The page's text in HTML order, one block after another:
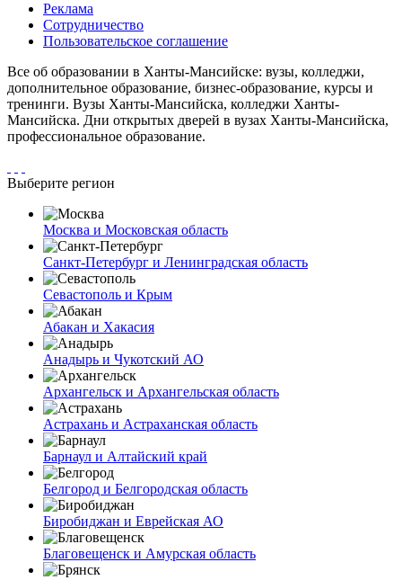
Реклама
Сотрудничество
Пользовательское соглашение
Все об образовании в Ханты-Мансийске: вузы, колледжи,
дополнительное образование, бизнес-образование, курсы и
тренинги. Вузы Ханты-Мансийска, колледжи Ханты-
Мансийска. Дни открытых дверей в вузах Ханты-Мансийска,
профессиональное образование.
Выберите регион
Москва и Московская область
Санкт-Петербург и Ленинградская область
Севастополь и Крым
Абакан и Хакасия
Анадырь и Чукотский АО
Архангельск и Архангельская область
Астрахань и Астраханская область
Барнаул и Алтайский край
Белгород и Белгородская область
Биробиджан и Еврейская АО
Благовещенск и Амурская область